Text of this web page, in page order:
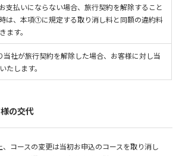
支払いにならない場合、旅行契約を解除すること
は、本項①に規定する取り消し料と同額の違約料
ます。
当社が旅行契約を解除した場合、お客様に対し当
たします。
の交代
コースの変更は当初お申込のコースを取り消し